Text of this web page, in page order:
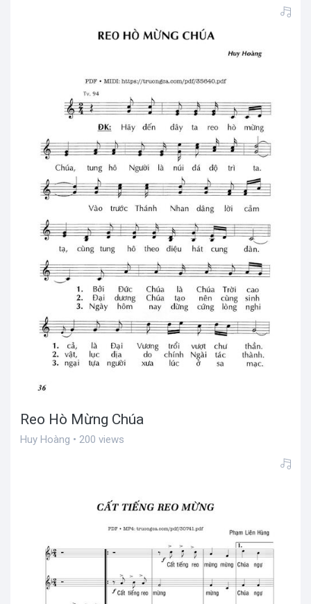
Reo Hò Mừng Chúa
Huy Hoàng • 200 views